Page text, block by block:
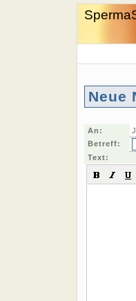
Neue
An:
Betreff:
Text: